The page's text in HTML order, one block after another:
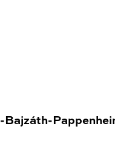
Bajzáth-